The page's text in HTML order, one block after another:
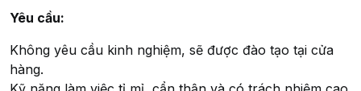
Yêu cầu:
Không yêu cầu kinh nghiệm, sẽ được đào tạo tại cửa
hàng.